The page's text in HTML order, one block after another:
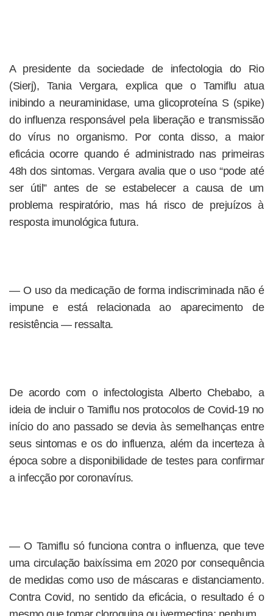
A presidente da sociedade de infectologia do Rio
(Sierj), Tania Vergara, explica que o Tamiflu atua
inibindo a neuraminidase, uma glicoproteína S (spike)
do influenza responsável pela liberação e transmissão
do vírus no organismo. Por conta disso, a maior
eficácia ocorre quando é administrado nas primeiras
48h dos sintomas. Vergara avalia que o uso “pode até
ser útil” antes de se estabelecer a causa de um
problema respiratório, mas há risco de prejuízos à
resposta imunológica futura.
— O uso da medicação de forma indiscriminada não é
impune e está relacionada ao aparecimento de
resistência — ressalta.
De acordo com o infectologista Alberto Chebabo, a
ideia de incluir o Tamiflu nos protocolos de Covid-19 no
início do ano passado se devia às semelhanças entre
seus sintomas e os do influenza, além da incerteza à
época sobre a disponibilidade de testes para confirmar
a infecção por coronavírus.
— O Tamiflu só funciona contra o influenza, que teve
uma circulação baixíssima em 2020 por consequência
de medidas como uso de máscaras e distanciamento.
Contra Covid, no sentido da eficácia, o resultado é o